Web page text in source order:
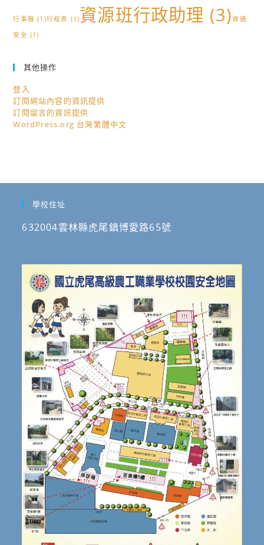
行事曆 (1)行程表 (1)資源班行政助理 (3)資通
安全 (1)
其他操作
登入
訂閱網站內容的資訊提供
訂閱留言的資訊提供
WordPress.org 台灣繁體中文
學校住址
632004雲林縣虎尾鎮博愛路65號